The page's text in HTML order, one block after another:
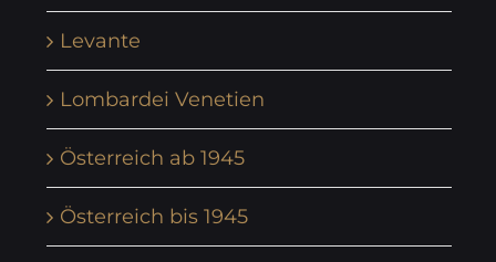
Levante
Lombardei Venetien
Österreich ab 1945
Österreich bis 1945